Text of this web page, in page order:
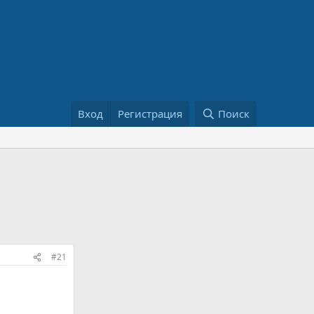
Вход Регистрация Поиск
#21